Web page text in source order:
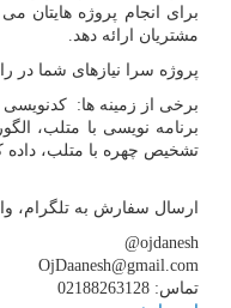
برای انجام پروژه
مشتریان ارائه دهد.
پروژه سرا نیازهای شما در
برخی از زمینه ها:
برنامه نویسی با متلب،
تشخیص چهره با متلب، داده
ارسال سفارش به تلگرام، واتساپ
@ojdanesh
OjDaanesh@gmail.com
تماس: 02188263128